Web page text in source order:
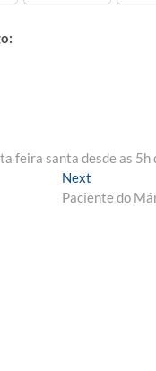
feira santa desde as
Next
post:
Paciente do